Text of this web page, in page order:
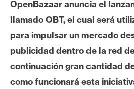
s
B
i
t
c
OpenBazaar anuncia el
llamado OBT, el cual será
para impulsar un mercado
publicidad dentro de la red
continuación gran cantidad
como funcionará esta